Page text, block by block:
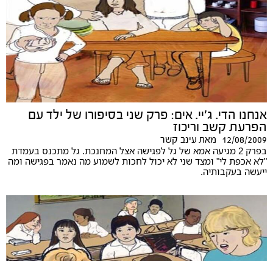
אנחנו הדי. ג'יי. אים: פרק שני בסיפורו של ילד עם
הפרעת קשב וריכוז
12/08/2009 מאת עינב קשר
בפרק 2 מגיעה אמא של גל לפגישה אצל המחנכת. גל מתכנס בעמדת
"לא אכפת לי" ומצד שני לא יכול לחכות לשמוע מה נאמר בפגישה ומה
ייעשה בעקבותיה.